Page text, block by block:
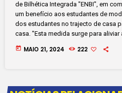
de Bilhética Integrada "ENBI", em
um benefício aos estudantes de
dos estudantes no trajecto de casa
casa. "Esta medida surge para aliviar
today MAIO 21, 2024 222